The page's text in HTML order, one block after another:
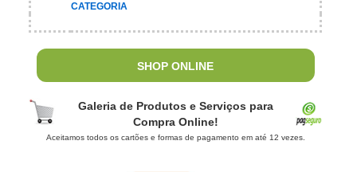
CATEGORIA
SHOP ONLINE
Galeria de Produtos e Serviços para
Compra Online!
Aceitamos todos os cartões e formas de pagamento em até 12 vezes.